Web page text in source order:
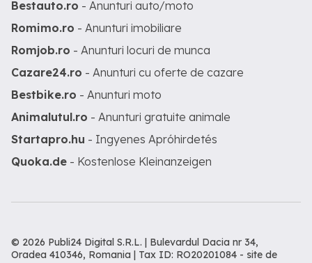
Bestauto.ro - Anunturi auto/moto
Romimo.ro - Anunturi imobiliare
Romjob.ro - Anunturi locuri de munca
Cazare24.ro - Anunturi cu oferte de cazare
Bestbike.ro - Anunturi moto
Animalutul.ro - Anunturi gratuite animale
Startapro.hu - Ingyenes Apróhirdetés
Quoka.de - Kostenlose Kleinanzeigen
© 2026 Publi24 Digital S.R.L. | Bulevardul Dacia nr 34,
Oradea 410346, Romania | Tax ID: RO20201084 - site de